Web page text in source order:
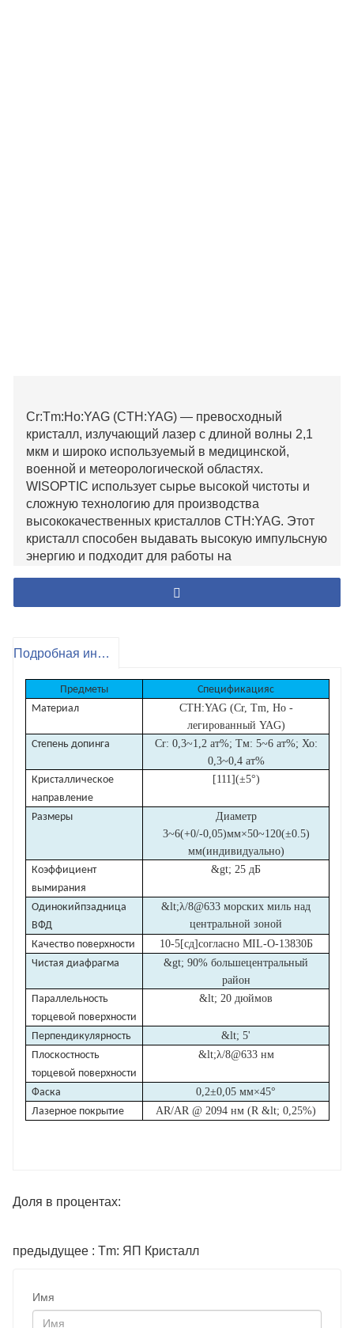
Cr:Tm:Ho:YAG (CTH:YAG) — превосходный
кристалл, излучающий лазер с длиной волны 2,1
мкм и широко используемый в медицинской,
военной и метеорологической областях.
WISOPTIC использует сырье высокой чистоты и
сложную технологию для производства
высококачественных кристаллов CTH:YAG. Этот
кристалл способен выдавать высокую импульсную
энергию и подходит для работы на
лазерные стержни диаметром от 3 до 6 мм и
длиной от 50 до 120 мм.
комнатной температуре
-Подходит для ламповой накачки или накачки LD
-Безопасно для глаз человека
Подробная информация о продукте
Предметы Спецификацияс
Материал
CTH:YAG (Cr, Tm, Ho -
легированный YAG)
Степень допинга
Cr: 0,3~1,2 ат%; Тм: 5~6 ат%; Хо:
0,3~0,4 ат%
Кристаллическое
направление
[111](±5°)
Размеры
Диаметр
3~6(+0/-0,05)мм×50~120(±0. 5)
мм(индивидуально)
Коэффициент
вымирания
&gt; 25 дБ
Одинокийпзадница
ВФД
&lt;λ/8@633 морских миль над
центральной зоной
Качество поверхности
10-5[сд]согласно MIL-O-13830Б
Чистая диафрагма
&gt; 90% большецентральный
район
Параллельность
торцевой поверхности
&lt; 20 дюймов
Перпендикулярность
&lt; 5'
Плоскостность
торцевой поверхности
&lt;λ/8@633 нм
Фаска 0,2±0,05 мм×45°
Лазерное покрытие
AR/AR @ 2094 нм (R &lt; 0,25%)
Доля в процентах:
предыдущее : Tm: ЯП Кристалл
Имя